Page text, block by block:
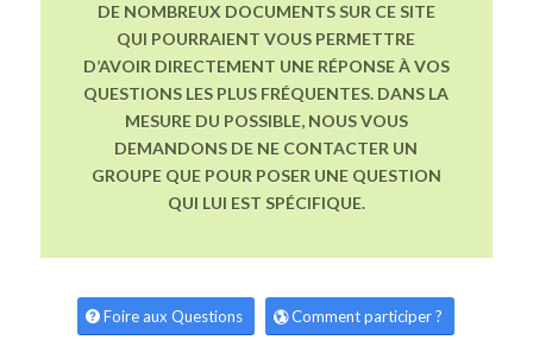
DE NOMBREUX DOCUMENTS SUR CE SITE
QUI POURRAIENT VOUS PERMETTRE
D’AVOIR DIRECTEMENT UNE RÉPONSE À VOS
QUESTIONS LES PLUS FRÉQUENTES. DANS LA
MESURE DU POSSIBLE, NOUS VOUS
DEMANDONS DE NE CONTACTER UN
GROUPE QUE POUR POSER UNE QUESTION
QUI LUI EST SPÉCIFIQUE.
Foire aux Questions Comment participer ?